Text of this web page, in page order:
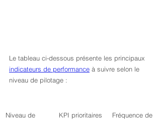
Le tableau ci-dessous présente les principaux
indicateurs de performance à suivre selon le
niveau de pilotage :
Niveau de
KPI prioritaires
Fréquence de